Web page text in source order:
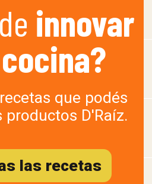
innovar
que podés
productos D'Raíz.
las recetas